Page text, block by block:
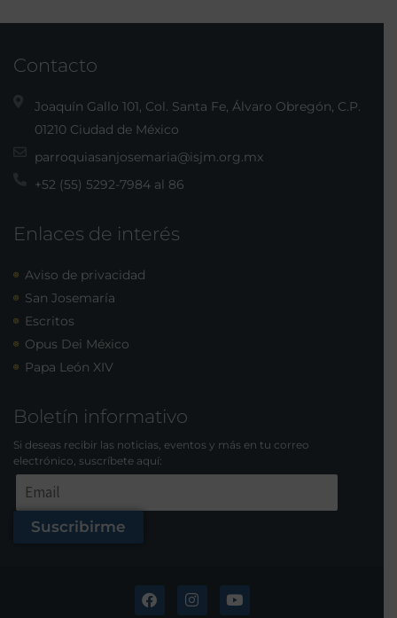
Contacto
Joaquín Gallo 101, Col. Santa Fe, Álvaro Obregón, C.P.
01210 Ciudad de México
parroquiasanjosemaria@isjm.org.mx
+52 (55) 5292-7984 al 86
Enlaces de interés
Aviso de privacidad
San Josemaría
Escritos
Opus Dei México
Papa León XIV
Boletín informativo
Si deseas recibir las noticias, eventos y más en tu correo
electrónico, suscríbete aquí:
Suscribirme